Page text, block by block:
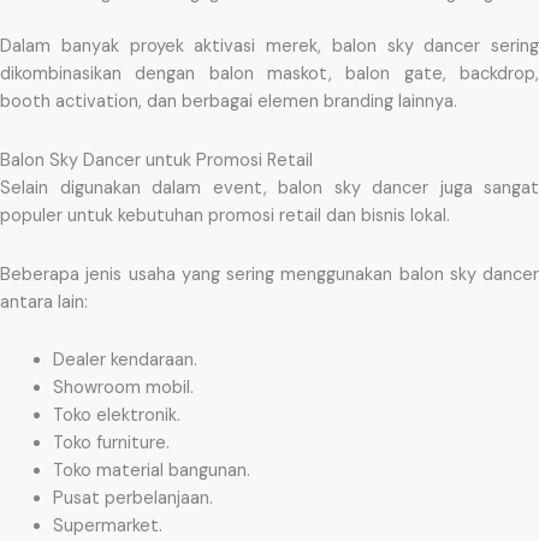
Dalam banyak proyek aktivasi merek, balon sky dancer sering
dikombinasikan dengan balon maskot, balon gate, backdrop,
booth activation, dan berbagai elemen branding lainnya.
Balon Sky Dancer untuk Promosi Retail
Selain digunakan dalam event, balon sky dancer juga sangat
populer untuk kebutuhan promosi retail dan bisnis lokal.
Beberapa jenis usaha yang sering menggunakan balon sky dancer
antara lain:
Dealer kendaraan.
Showroom mobil.
Toko elektronik.
Toko furniture.
Toko material bangunan.
Pusat perbelanjaan.
Supermarket.